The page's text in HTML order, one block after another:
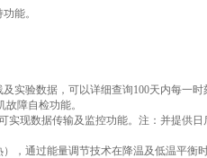
能。
实验数据，可以详细查询100天内每一
障自检功能。
实现数据传输及监控功能。注：并提供日
，通过能量调节技术在降温及低温平衡